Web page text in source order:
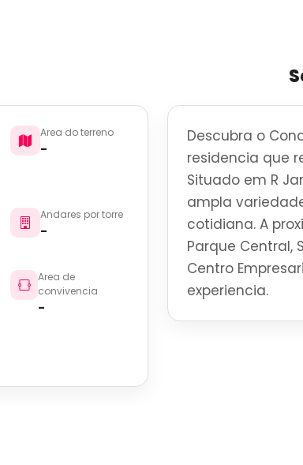
Area do terreno
-
Andares por torre
-
Area de
convivencia
-
Descubra o
residencia que
Situado em R
ampla
cotidiana. A
Parque Central,
Centro
experiencia.